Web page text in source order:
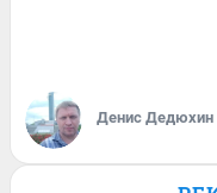
Денис Дедюхин